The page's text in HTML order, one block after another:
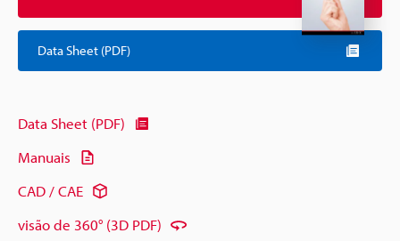
Data Sheet (PDF)
Data Sheet (PDF)
Manuais
CAD / CAE
visão de 360° (3D PDF)